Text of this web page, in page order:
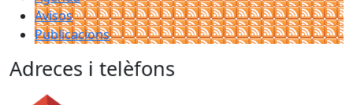
Avisos
Publicacions
Adreces i telèfons